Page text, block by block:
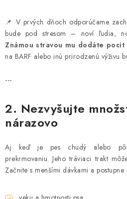
📌 V prvých dňoch odporúčame
bude pod stresom – noví ľudia,
Známou stravou mu dodáte
na BARF alebo inú prirodzenú výživu
---
2. Nezvyšujte
nárazovo
Aj keď je pes chudý alebo
prekrmovaniu. Jeho tráviaci trakt
Začnite s menšími dávkami a